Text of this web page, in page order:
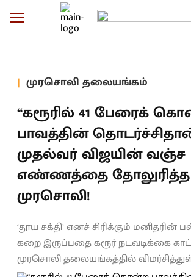
முரசொலி தலையங்கம்
“கரூரில் 41 பேரைக்
பாவத்தின்
முதல்வர் விஜயின் வஞ்ச
எண்ணத்தை தோலுரித்த
முரசொலி!
‘தூய சக்தி’ எனச் சிரிக்கும் மனிதரின்
கறை இருப்பதை கரூர் நடவடிக்கை
முரசொலி தலையங்கத்தில்